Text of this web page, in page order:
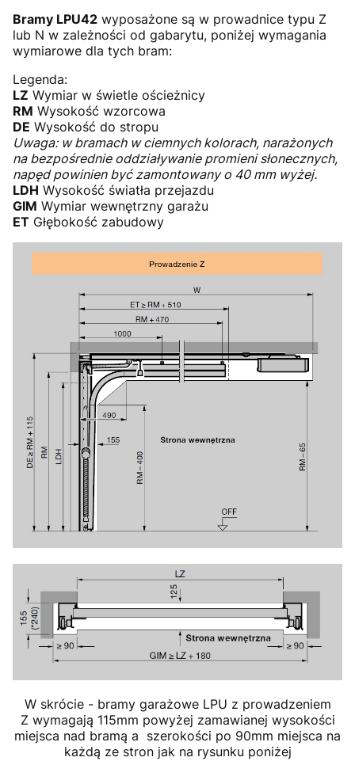
Bramy LPU42 wyposażone są w prowadnice typu Z
lub N w zależności od gabarytu, poniżej wymagania
wymiarowe dla tych bram:
Legenda:
LZ Wymiar w świetle ościeżnicy
RM Wysokość wzorcowa
DE Wysokość do stropu
Uwaga: w bramach w ciemnych kolorach, narażonych
na bezpośrednie oddziaływanie promieni słonecznych,
napęd powinien być zamontowany o 40 mm wyżej.
LDH Wysokość światła przejazdu
GIM Wymiar wewnętrzny garażu
ET Głębokość zabudowy
W skrócie - bramy garażowe LPU z prowadzeniem
Z wymagają 115mm powyżej zamawianej wysokości
miejsca nad bramą a szerokości po 90mm miejsca na
każdą ze stron jak na rysunku poniżej